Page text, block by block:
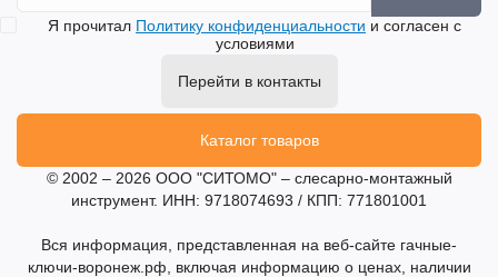
Я прочитал Политику конфиденциальности и согласен с
условиями
Перейти в контакты
Каталог товаров
© 2002 – 2026 ООО "СИТОМО" – слесарно-монтажный
инструмент. ИНН: 9718074693 / КПП: 771801001
Вся информация, представленная на веб-сайте гачные-
ключи-воронеж.рф, включая информацию о ценах, наличии